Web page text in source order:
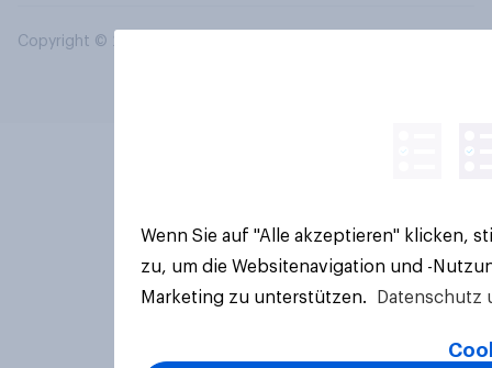
Copyright © 2026 YouGov PLC. Alle Rechte vorbehalten.
Wenn Sie auf "Alle akzeptieren" klicken,
zu, um die Websitenavigation und -
Marketing zu unterstützen.
Datenschutz